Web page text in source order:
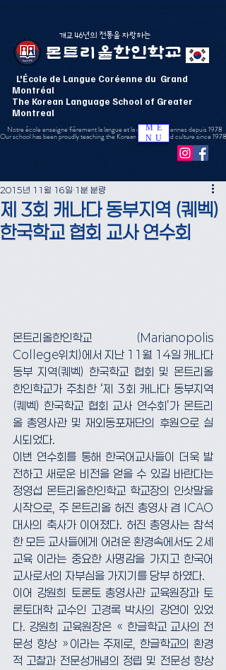
몬트리올한인학교
L'École de Langue Coréenne du Grand
Montréal
The Korean Language School of Greater
Montreal
​개교 46년의 전통을 자랑하는
Notre école enseigne fièrement la langue et la culture coréennes depuis 1978
Our school has been proudly teaching the Korean language and culture since 1978
ME
NU
제 3회 캐나다 동부지역 (퀘벡)
한국학교 협회 교사 연수회
2015년 11월 16일 1분 분량
몬트리올한인학교 (Marianopolis
College위치)에서 지난 11월 14일 캐나다
동부 지역(퀘벡) 한국학교 협회 및 몬트리올
한인학교가 주최한 ‘제 3회 캐나다 동부지역
(퀘벡) 한국학교 협회 교사 연수회’가 몬트리
올 총영사관 및 재외동포재단의 후원으로 실
시되었다.
이번 연수회를 통해 한국어교사들이 더욱 발
전하고 새로운 비전을 얻을 수 있길 바란다는
정영섭 몬트리올한인학교 학교장의 인삿말을
시작으로, 주 몬트리올 허진 총영사 겸 ICAO
대사의 축사가 이어졌다. 허진 총영사는 참석
한 모든 교사들에게 어려운 환경속에서도 2세
교육 이라는 중요한 사명감을 가지고 한국어
교사로서의 자부심을 가지기를 당부 하였다.
이어 강원희 토론토 총영사관 교육원장과 토
론토대학 교수인 고경록 박사의 강연이 있었
다. 강원희 교육원장은 « 한글학교 교사의 전
문성 향상 »이라는 주제로, 한글학교의 환경
적 고찰과 전문성개념의 정립 및 전문성 향상